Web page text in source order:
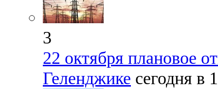
3
22 октября плановое
Геленджике сегодня в